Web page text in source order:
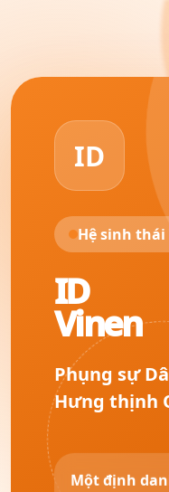
ID
Hệ sinh thái
ID
Vinen
Phụng sự
Hưng thịnh
Một định